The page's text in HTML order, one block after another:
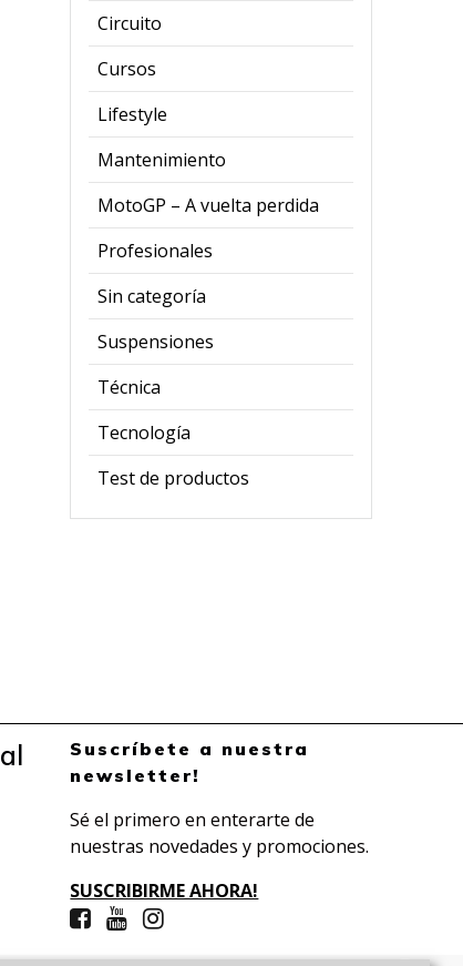
Circuito
Cursos
Lifestyle
Mantenimiento
MotoGP – A vuelta perdida
Profesionales
Sin categoría
Suspensiones
Técnica
Tecnología
Test de productos
Suscríbete a nuestra
newsletter!
Sé el primero en enterarte de
nuestras novedades y promociones.
SUSCRIBIRME AHORA!